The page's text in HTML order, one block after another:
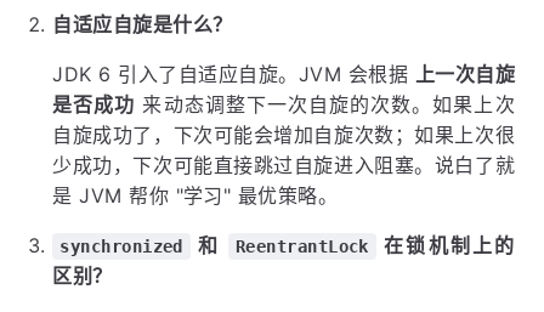
自适应自旋是什么？
JDK 6 引入了自适应自旋。JVM 会根据 上一次自旋
是否成功 来动态调整下一次自旋的次数。如果上次
自旋成功了，下次可能会增加自旋次数；如果上次很
少成功，下次可能直接跳过自旋进入阻塞。说白了就
是 JVM 帮你 "学习" 最优策略。
synchronized 和 ReentrantLock
在锁机制上的
区别？